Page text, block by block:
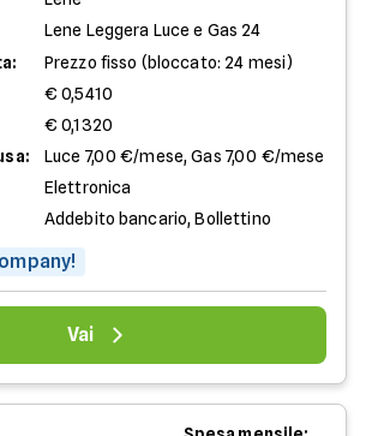
Lene Leggera Luce e Gas 24
Prezzo fisso (bloccato: 24 mesi)
€ 0,5410
€ 0,1320
Luce 7,00 €/mese, Gas 7,00 €/mese
Elettronica
Addebito bancario, Bollettino
Vai